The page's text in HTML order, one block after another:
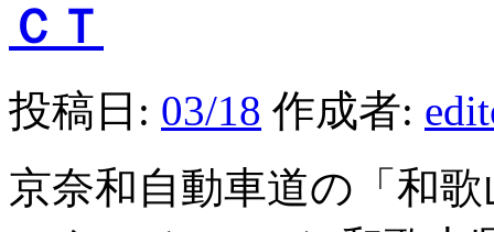
ＣＴ
投稿日: 03/18 作成者:
京奈和自動車道の「和